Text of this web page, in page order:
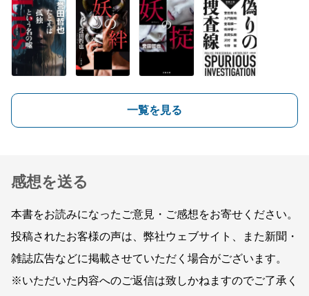
一覧を見る
感想を送る
本書をお読みになったご意見・ご感想をお寄せください。
投稿されたお客様の声は、弊社ウェブサイト、また新聞・
雑誌広告などに掲載させていただく場合がございます。
※いただいた内容へのご返信は致しかねますのでご了承く